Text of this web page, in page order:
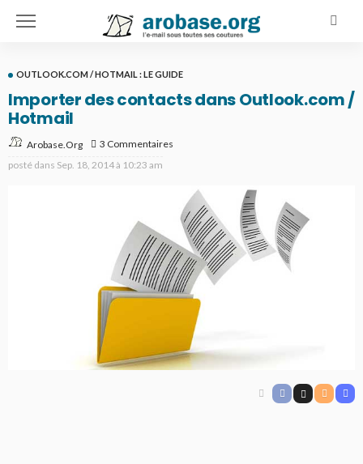
OUTLOOK.COM / HOTMAIL : LE GUIDE
Importer des contacts dans Outlook.com /
Hotmail
Arobase.org
3 Commentaires
posté dans Sep. 18, 2014 à 10:23 am